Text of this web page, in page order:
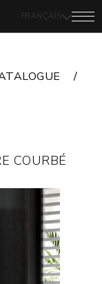
FRANÇAIS
COURBÉ